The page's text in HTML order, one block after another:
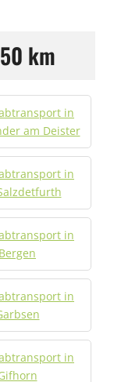
km
in
am Deister
in
in
Bergen
in
in